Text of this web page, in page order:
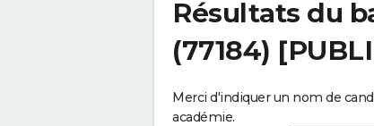
Résultats du
(77184)
Merci d'indiquer un nom de
académie.